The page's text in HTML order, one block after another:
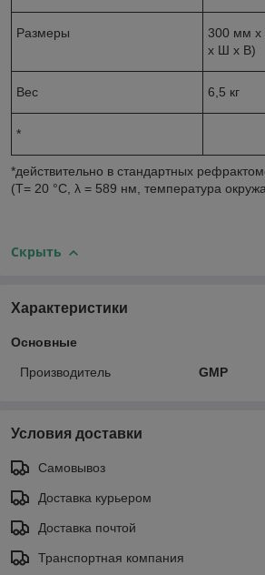
Размеры
300 мм x
x Ш x В)
Вес 6,5 кг
*
*действительно в стандартных
(T= 20 °C, λ = 589 нм, температура
Скрыть
Характеристики
Основные
Производитель GMP
Условия доставки
Самовывоз
Доставка курьером
Доставка почтой
Транспортная компания